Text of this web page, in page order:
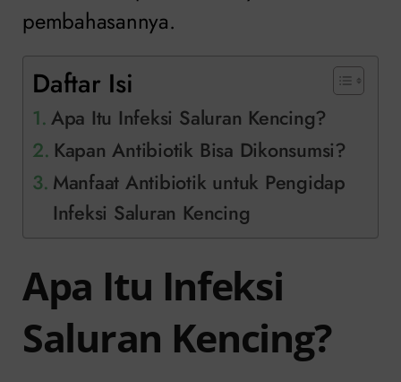
pembahasannya.
Daftar Isi
Apa Itu Infeksi Saluran Kencing?
Kapan Antibiotik Bisa Dikonsumsi?
Manfaat Antibiotik untuk Pengidap
Infeksi Saluran Kencing
Apa Itu Infeksi
Saluran Kencing?